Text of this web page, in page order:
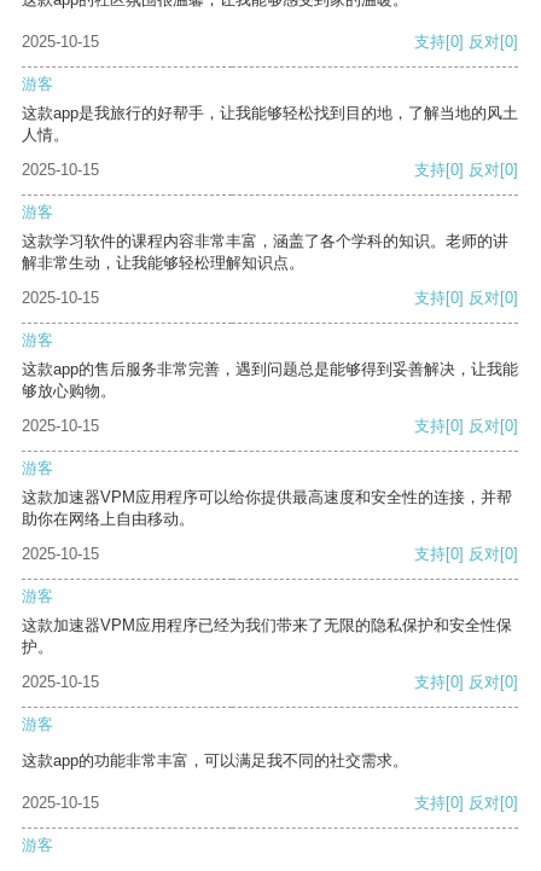
2025-10-15 支持[0] 反对[0]
游客
这款app是我旅行的好帮手，让我能够轻松找到目的地，了解当地的风土
人情。
2025-10-15
支持[0] 反对[0]
游客
这款学习软件的课程内容非常丰富，涵盖了各个学科的知识。老师的讲
解非常生动，让我能够轻松理解知识点。
2025-10-15
支持[0] 反对[0]
游客
这款app的售后服务非常完善，遇到问题总是能够得到妥善解决，让我能
够放心购物。
2025-10-15
支持[0] 反对[0]
游客
这款加速器VPM应用程序可以给你提供最高速度和安全性的连接，并帮
助你在网络上自由移动。
2025-10-15
支持[0] 反对[0]
游客
这款加速器VPM应用程序已经为我们带来了无限的隐私保护和安全性保
护。
2025-10-15
支持[0] 反对[0]
游客
这款app的功能非常丰富，可以满足我不同的社交需求。
2025-10-15 支持[0] 反对[0]
游客